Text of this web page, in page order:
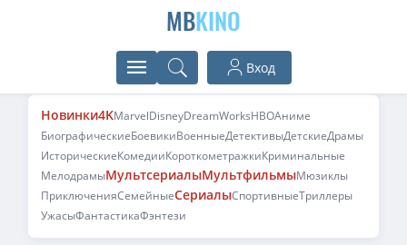
MBKINO
Вход
Новинки4KMarvelDisneyDreamWorksHBOАниме
БиографическиеБоевикиВоенныеДетективыДетскиеДрамы
ИсторическиеКомедииКороткометражкиКриминальные
МелодрамыМультсериалыМультфильмыМюзиклы
ПриключенияСемейныеСериалыСпортивныеТриллеры
УжасыФантастикаФэнтези